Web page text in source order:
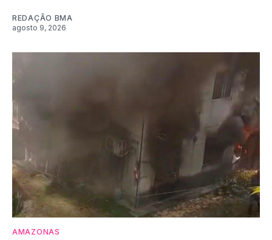
REDAÇÃO BMA
agosto 9, 2026
AMAZONAS